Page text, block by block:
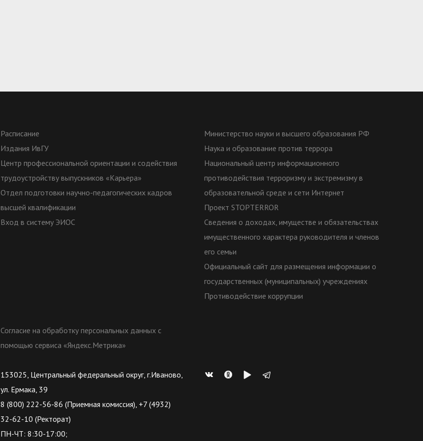
Расписание
Издания ИвГУ
Центр профессиональной ориентации и содействия
трудоустройству выпускников «Карьера»
Отдел подготовки научно-педагогических кадров
высшей квалификации
Вход в систему ЭИОС
Министерство науки и высшего образования РФ
Наука и образование против террора
Национальный центр информационного
противодействия терроризму и экстремизму в
образовательной среде и сети Интернет
Проект STOPTERROR
Сведения о доходах, имуществе и обязательствах
имущественного характера руководителя и членов
его семьи
Официальный сайт для размещения информации о
государственных (муниципальных) учреждениях
Противодействие коррупции
Согласие на обработку персональных данных с
помощью сервиса «Яндекс.Метрика»
153025, Центральный федеральный округ, г.Иваново,
ул. Ермака, 39
8 (800) 222-56-86 (Приемная комиссия), +7 (4932)
32-62-10 (Ректорат)
ПН-ЧТ: 8:30-17:00;